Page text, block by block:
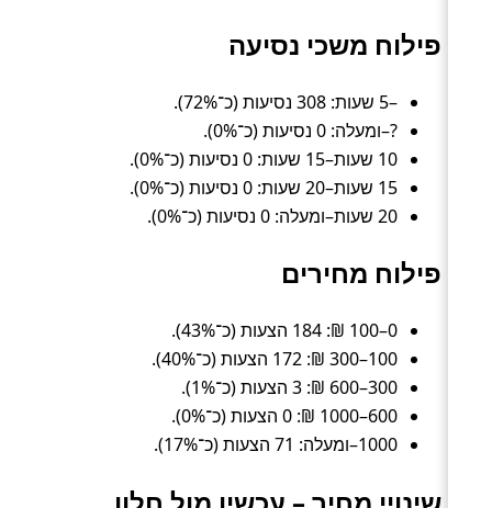
פילוח משכי נסיעה
–5 שעות: 308 נסיעות (כ־72%).
?–ומעלה: 0 נסיעות (כ־0%).
10 שעות–15 שעות: 0 נסיעות (כ־0%).
15 שעות–20 שעות: 0 נסיעות (כ־0%).
20 שעות–ומעלה: 0 נסיעות (כ־0%).
פילוח מחירים
0–100 ₪: 184 הצעות (כ־43%).
100–300 ₪: 172 הצעות (כ־40%).
300–600 ₪: 3 הצעות (כ־1%).
600–1000 ₪: 0 הצעות (כ־0%).
1000–ומעלה: 71 הצעות (כ־17%).